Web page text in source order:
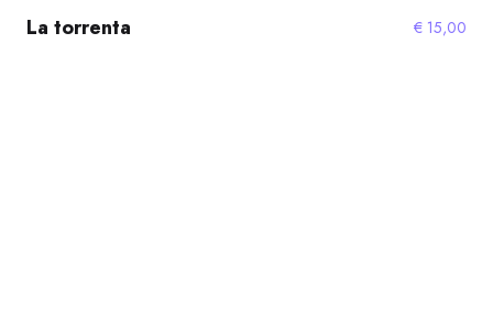
La torrenta € 15,00